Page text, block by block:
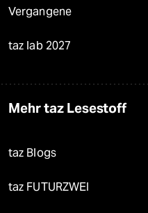
Vergangene
taz lab 2027
Mehr taz Lesestoff
taz Blogs
taz FUTURZWEI